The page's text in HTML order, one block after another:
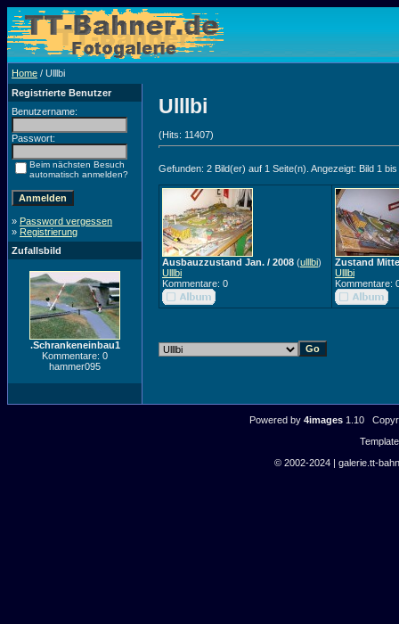
Home / Ulllbi
Registrierte Benutzer
Benutzername:
Passwort:
Beim nächsten Besuch
automatisch anmelden?
» Password vergessen
» Registrierung
Zufallsbild
.Schrankeneinbau1
Kommentare: 0
hammer095
Ulllbi
(Hits: 11407)
Gefunden: 2 Bild(er) auf 1 Seite(n). Angezeigt: Bild 1 bis
Ausbauzzustand Jan. / 2008 (ulllbi)
Ulllbi
Kommentare: 0
Zustand
Ulllbi
Kommentare:
Powered by 4images1.10
© 2002-2024 | galerie.tt-